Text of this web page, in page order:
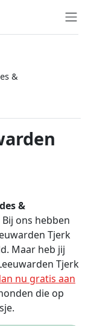
&
&
ons hebben
Tjerk
Maar heb jij
Tjerk
nu gratis aan
die op